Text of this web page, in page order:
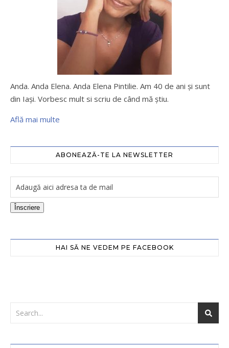
Anda. Anda Elena. Anda Elena Pintilie. Am 40 de ani şi sunt
din Iaşi. Vorbesc mult si scriu de când mă ştiu.
Află mai multe
ABONEAZĂ-TE LA NEWSLETTER
Înscriere
HAI SĂ NE VEDEM PE FACEBOOK